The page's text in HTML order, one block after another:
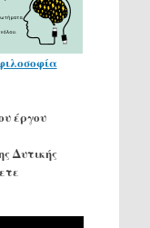
έργου
Δυτικής